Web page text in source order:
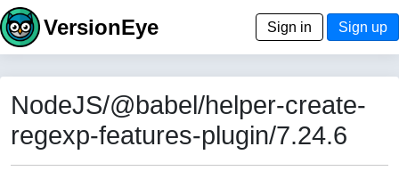
VersionEye Sign in Sign up
NodeJS/@babel/helper-create-
regexp-features-plugin/7.24.6